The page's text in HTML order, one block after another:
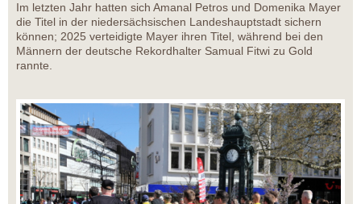
Im letzten Jahr hatten sich Amanal Petros und Domenika Mayer
die Titel in der niedersächsischen Landeshauptstadt sichern
können; 2025 verteidigte Mayer ihren Titel, während bei den
Männern der deutsche Rekordhalter Samual Fitwi zu Gold
rannte.